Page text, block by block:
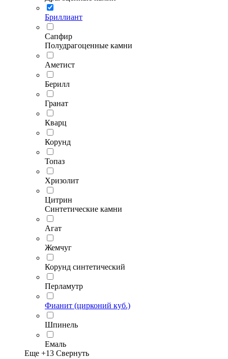
Бриллиант
Сапфир
Полудрагоценные камни
Аметист
Берилл
Гранат
Кварц
Корунд
Топаз
Хризолит
Цитрин
Синтетические камни
Агат
Жемчуг
Корунд синтетический
Перламутр
Фианит (цирконий куб.)
Шпинель
Емаль
Еще +13 Свернуть